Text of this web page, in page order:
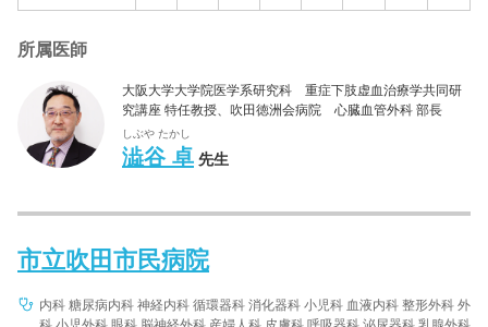
所属医師
大阪大学大学院医学系研究科 重症下肢虚血治療学共同研
究講座 特任教授、吹田徳洲会病院 心臓血管外科 部長
しぶや たかし
澁谷 卓 先生
市立吹田市民病院
内科 糖尿病内科 神経内科 循環器科 消化器科 小児科 血液内科 整形外科 外